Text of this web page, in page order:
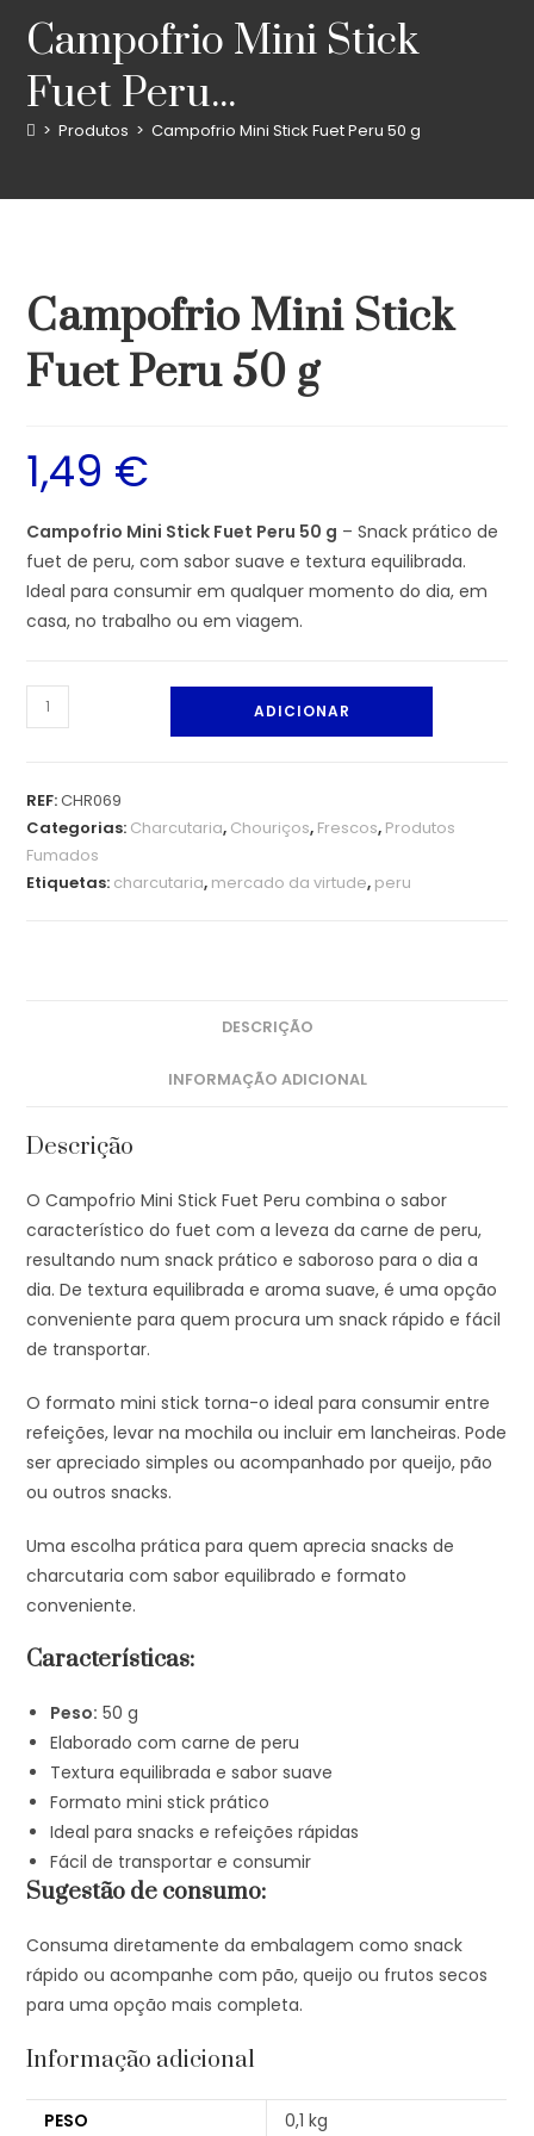
Campofrio Mini Stick
Fuet Peru...
> Produtos > Campofrio Mini Stick Fuet Peru 50 g
Campofrio Mini Stick
Fuet Peru 50 g
1,49 €
Campofrio Mini Stick Fuet Peru 50 g – Snack prático de
fuet de peru, com sabor suave e textura equilibrada.
Ideal para consumir em qualquer momento do dia, em
casa, no trabalho ou em viagem.
ADICIONAR
REF:CHR069
Categorias: Charcutaria, Chouriços, Frescos, Produtos
Fumados
Etiquetas: charcutaria, mercado da virtude, peru
DESCRIÇÃO
INFORMAÇÃO ADICIONAL
Descrição
O Campofrio Mini Stick Fuet Peru combina o sabor
característico do fuet com a leveza da carne de peru,
resultando num snack prático e saboroso para o dia a
dia. De textura equilibrada e aroma suave, é uma opção
conveniente para quem procura um snack rápido e fácil
de transportar.
O formato mini stick torna-o ideal para consumir entre
refeições, levar na mochila ou incluir em lancheiras. Pode
ser apreciado simples ou acompanhado por queijo, pão
ou outros snacks.
Uma escolha prática para quem aprecia snacks de
charcutaria com sabor equilibrado e formato
conveniente.
Características:
Peso: 50 g
Elaborado com carne de peru
Textura equilibrada e sabor suave
Formato mini stick prático
Ideal para snacks e refeições rápidas
Fácil de transportar e consumir
Sugestão de consumo:
Consuma diretamente da embalagem como snack
rápido ou acompanhe com pão, queijo ou frutos secos
para uma opção mais completa.
Informação adicional
PESO 0,1 kg